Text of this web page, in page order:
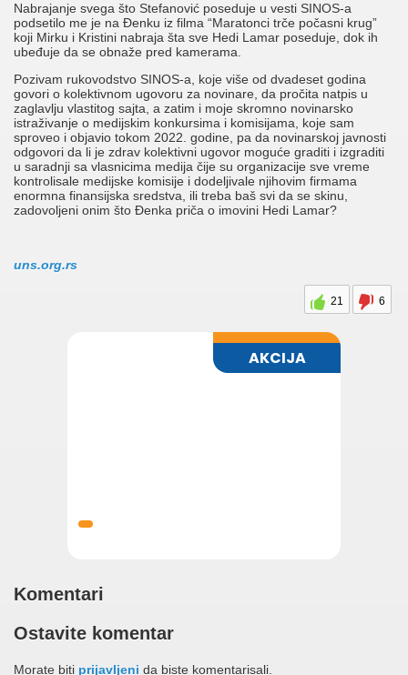
Nabrajanje svega što Stefanović poseduje u vesti SINOS-a
podsetilo me je na Đenku iz filma “Maratonci trče počasni krug”
koji Mirku i Kristini nabraja šta sve Hedi Lamar poseduje, dok ih
ubeđuje da se obnaže pred kamerama.
Pozivam rukovodstvo SINOS-a, koje više od dvadeset godina
govori o kolektivnom ugovoru za novinare, da pročita natpis u
zaglavlju vlastitog sajta, a zatim i moje skromno novinarsko
istraživanje o medijskim konkursima i komisijama, koje sam
sproveo i objavio tokom 2022. godine, pa da novinarskoj javnosti
odgovori da li je zdrav kolektivni ugovor moguće graditi i izgraditi
u saradnji sa vlasnicima medija čije su organizacije sve vreme
kontrolisale medijske komisije i dodeljivale njihovim firmama
enormna finansijska sredstva, ili treba baš svi da se skinu,
zadovoljeni onim što Đenka priča o imovini Hedi Lamar?
uns.org.rs
21 6
Komentari
Ostavite komentar
Morate biti prijavljeni da biste komentarisali.